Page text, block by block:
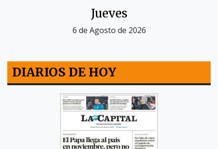
Jueves
6 de Agosto de 2026
DIARIOS DE HOY